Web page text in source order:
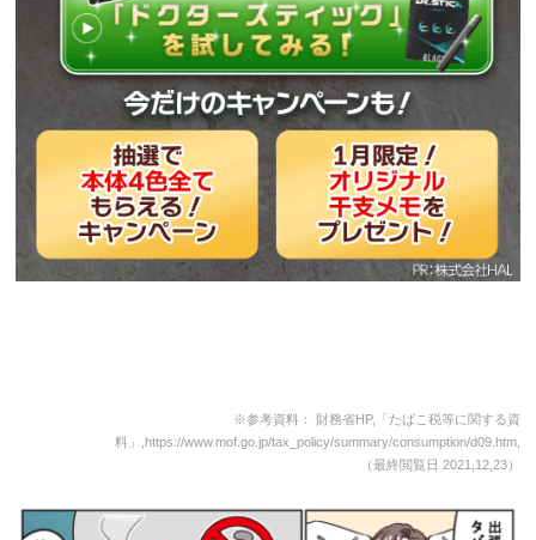
※参考資料： 財務省HP,「たばこ税等に関する資
料」,https://www.mof.go.jp/tax_policy/summary/consumption/d09.htm,
（最終閲覧日 2021,12,23）